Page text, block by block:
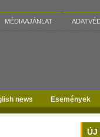
MÉDIAAJÁNLAT
news Események
ÚJ